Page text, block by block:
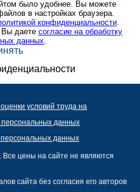
было удобнее. Вы можете
в настройках браузера.
конфиденциальности.
Вы даете согласие на обработку
данных.
условий труда на
данных
данных
цены на сайте не являются
сайта без согласия его авторов